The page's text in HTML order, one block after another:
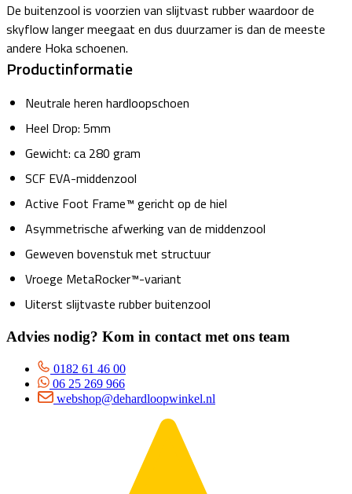
De buitenzool is voorzien van slijtvast rubber waardoor de
skyflow langer meegaat en dus duurzamer is dan de meeste
andere Hoka schoenen.
Productinformatie
Neutrale heren hardloopschoen
Heel Drop: 5mm
Gewicht: ca 280 gram
SCF EVA-middenzool
Active Foot Frame™ gericht op de hiel
Asymmetrische afwerking van de middenzool
Geweven bovenstuk met structuur
Vroege MetaRocker™-variant
Uiterst slijtvaste rubber buitenzool
Advies nodig? Kom in contact met ons team
0182 61 46 00
06 25 269 966
webshop@dehardloopwinkel.nl